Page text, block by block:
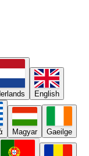
English
Magyar Gaeilge